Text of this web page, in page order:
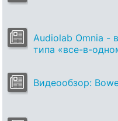
Audiolab Omnia -
типа «все-в-
Видеообзор: